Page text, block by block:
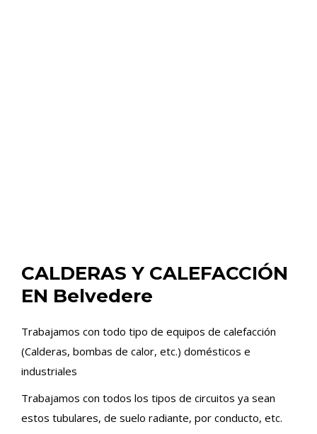
CALDERAS Y CALEFACCIÓN
EN Belvedere
Trabajamos con todo tipo de equipos de calefacción
(Calderas, bombas de calor, etc.) domésticos e
industriales
Trabajamos con todos los tipos de circuitos ya sean
estos tubulares, de suelo radiante, por conducto, etc.